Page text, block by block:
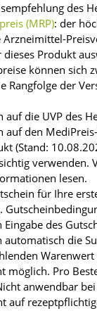
des
(MRP): der
Produkt
können sich
Rangfolge der
auf die UVP des
auf den
(Stand:
verwenden.
lesen.
für Ihre
des
die
Warenwert
möglich. Pro
anwendbar
auf